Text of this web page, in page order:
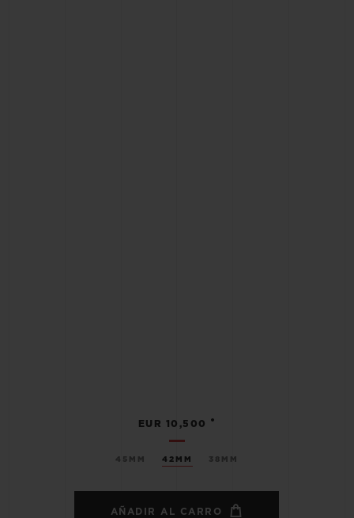
45MM 42MM 38MM
EUR 10,500 •
AÑADIR AL CARRO